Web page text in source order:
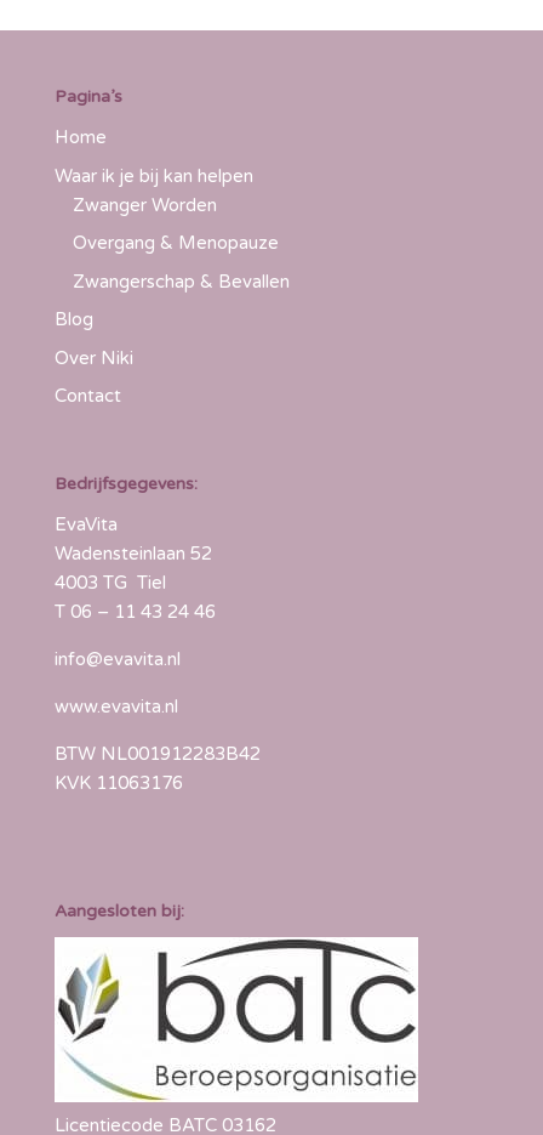
Pagina’s
Home
Waar ik je bij kan helpen
Zwanger Worden
Overgang & Menopauze
Zwangerschap & Bevallen
Blog
Over Niki
Contact
Bedrijfsgegevens:
EvaVita
Wadensteinlaan 52
4003 TG Tiel
T 06 – 11 43 24 46
info@evavita.nl
www.evavita.nl
BTW NL001912283B42
KVK 11063176
Aangesloten bij:
Licentiecode BATC 03162